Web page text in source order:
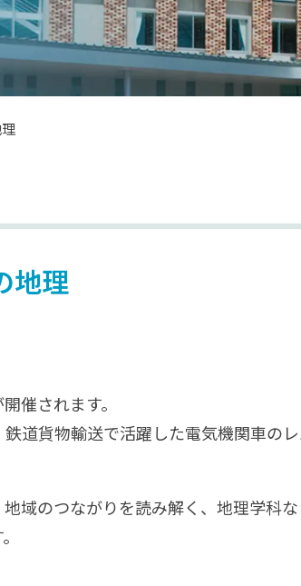
地理
催されます。
道貨物輸送で活躍した電気機関車の
域のつながりを読み解く、地理学科な